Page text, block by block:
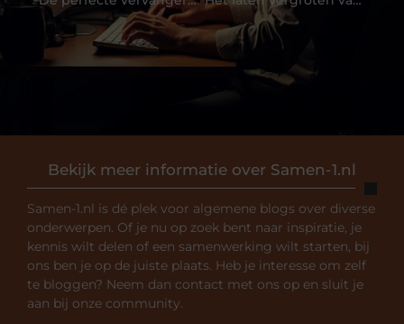
Bekijk meer informatie over Samen-1.nl
Samen-1.nl is dé plek voor algemene blogs over diverse
onderwerpen. Of je nu op zoek bent naar inspiratie, je
kennis wilt delen of een samenwerking wilt starten, bij
ons ben je op de juiste plaats. Heb je interesse om zelf
te bloggen? Neem dan contact met ons op en sluit je
aan bij onze community.